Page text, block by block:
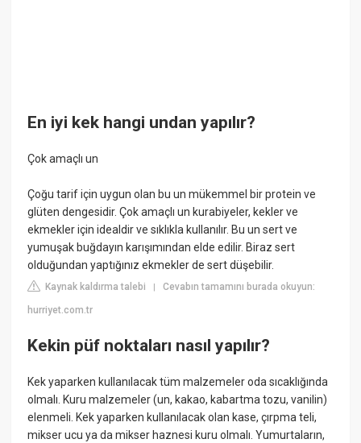
En iyi kek hangi undan yapılır?
Çok amaçlı un
Çoğu tarif için uygun olan bu un mükemmel bir protein ve
glüten dengesidir. Çok amaçlı un kurabiyeler, kekler ve
ekmekler için idealdir ve sıklıkla kullanılır. Bu un sert ve
yumuşak buğdayın karışımından elde edilir. Biraz sert
olduğundan yaptığınız ekmekler de sert düşebilir.
Kaynak kaldırma talebi |Cevabın tamamını burada okuyun:
hurriyet.com.tr
Kekin püf noktaları nasıl yapılır?
Kek yaparken kullanılacak tüm malzemeler oda sıcaklığında
olmalı. Kuru malzemeler (un, kakao, kabartma tozu, vanilin)
elenmeli. Kek yaparken kullanılacak olan kase, çırpma teli,
mikser ucu ya da mikser haznesi kuru olmalı. Yumurtaların,